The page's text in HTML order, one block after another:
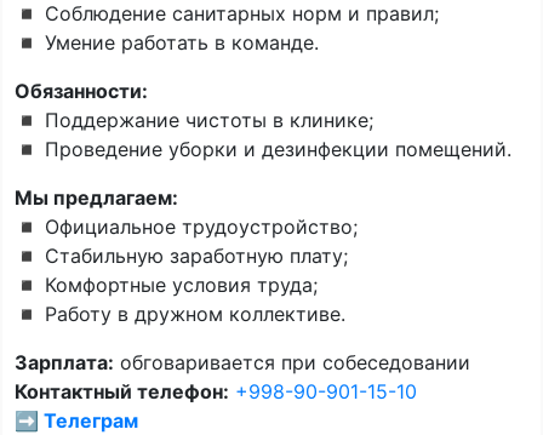
◾️ Соблюдение санитарных норм и правил;
◾️ Умение работать в команде.
Обязанности:
◾️ Поддержание чистоты в клинике;
◾️ Проведение уборки и дезинфекции помещений.
Мы предлагаем:
◾️ Официальное трудоустройство;
◾️ Стабильную заработную плату;
◾️ Комфортные условия труда;
◾️ Работу в дружном коллективе.
Зарплата: обговаривается при собеседовании
Контактный телефон: +998-90-901-15-10
➡️ Телеграм